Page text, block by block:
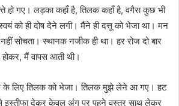
हो गए। लड़का कहाँ है, तिलक कहाँ है, वगैरा कुछ भी
को ही दोष देने लगी। मैंने ही दत्तू को भेजा था। मन
सोचता। स्थानक नजीक ही था। हर रोज दो बार
मैं वापस आती थी।
के लिए तिलक को भेजा। तिलक मुझे लेने आ गए। हट
इस्तीफा देकर केवल अंग पर पहने वस्त्र साथ लेकर